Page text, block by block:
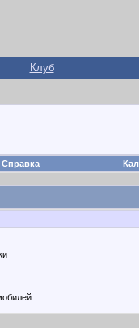
Клуб
Справка